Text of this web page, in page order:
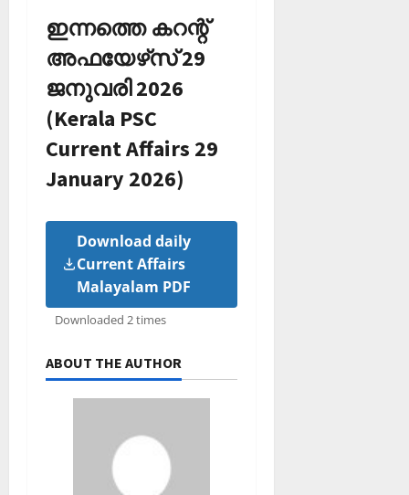
ഇന്നത്തെ കറന്റ്
അഫയേഴ്‌സ് 29
ജനുവരി 2026
(Kerala PSC
Current Affairs 29
January 2026)
Download daily
Current Affairs
Malayalam PDF
Downloaded 2 times
ABOUT THE AUTHOR